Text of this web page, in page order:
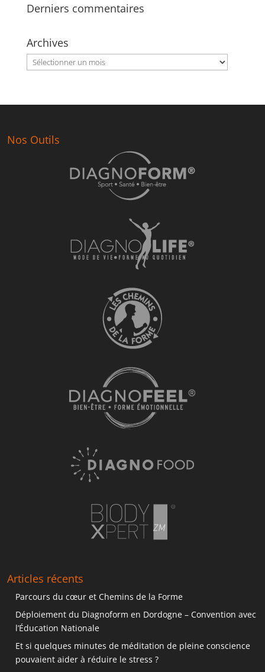
Derniers commentaires
Archives
Archives
Nos Outils
Articles récents
Parcours du cœur et Chemins de la Forme
Déploiement du Diagnoform en Dordogne – Convention avec
l’Éducation Nationale
Et si quelques minutes de méditation de pleine conscience
pouvaient aider à réduire le stress ?